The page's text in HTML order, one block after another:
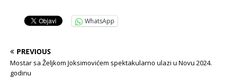
WhatsApp
PREVIOUS
Mostar sa Željkom Joksimovićem spektakularno ulazi u Novu 2024.
godinu